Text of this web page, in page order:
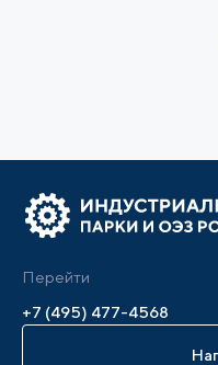
Перейти
+7 (495) 477-4568